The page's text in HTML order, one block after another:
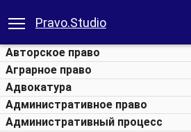
Pravo.Studio
Авторское право
Аграрное право
Адвокатура
Административное право
Административный процесс